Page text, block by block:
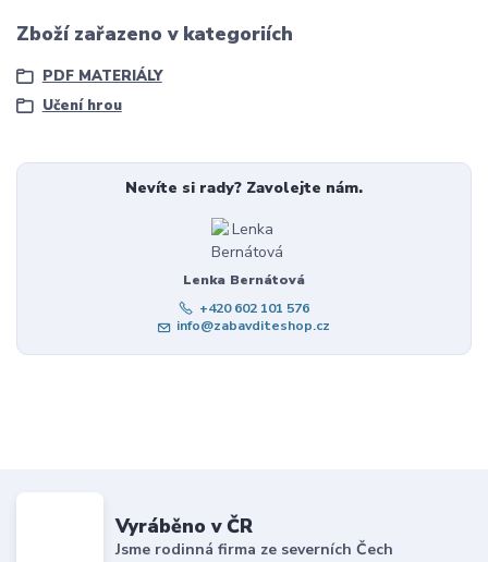
Zboží zařazeno v kategoriích
PDF MATERIÁLY
Učení hrou
Nevíte si rady? Zavolejte nám.
Lenka Bernátová
+420 602 101 576
info@zabavditeshop.cz
Vyráběno v ČR
Jsme rodinná firma ze severních Čech